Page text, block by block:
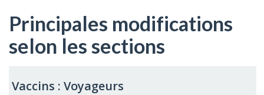
Principales modifications
selon les sections
Vaccins : Voyageurs